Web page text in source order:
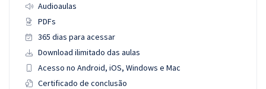
Audioaulas
PDFs
365 dias para acessar
Download ilimitado das aulas
Acesso no Android, iOS, Windows e Mac
Certificado de conclusão